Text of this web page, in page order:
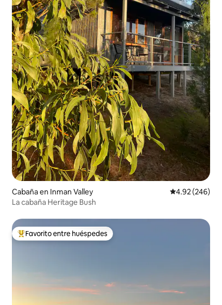
Cabaña en Inman Valley Calificación
4.92 (246)
La cabaña Heritage Bush
Favorito entre huéspedes preferido
Favorito entre huéspedes